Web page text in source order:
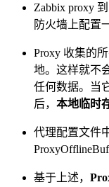
Zabbix proxy
防火墙上配置
Proxy 收集的
地。这样就不
任何数据。当
后， 本地临时
代理配置文件
基于上述，